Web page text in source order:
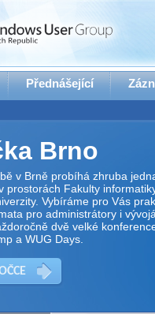
Přednášející
Brno
v Brně probíhá zhruba
prostorách Fakulty
Vybíráme pro Vás
pro administrátory i
dvě velké
a WUG Days.